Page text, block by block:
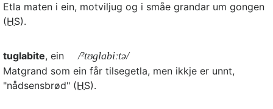
Etla maten i ein, motviljug og i småe grandar um gongen
(HS).
tuglabite, ein
/²tʊglabiːtə/
Matgrand som ein får tilsegetla, men ikkje er unnt,
"nådsensbrød" (HS).